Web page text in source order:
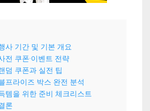
사 기간 및 기본 개요
전 쿠폰·이벤트 전략
덤 쿠폰과 실전 팁
프라이즈 박스 완전 분석
템을 위한 준비 체크리스트
론